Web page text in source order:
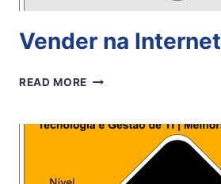
Vender na Internet
READ MORE VENDER